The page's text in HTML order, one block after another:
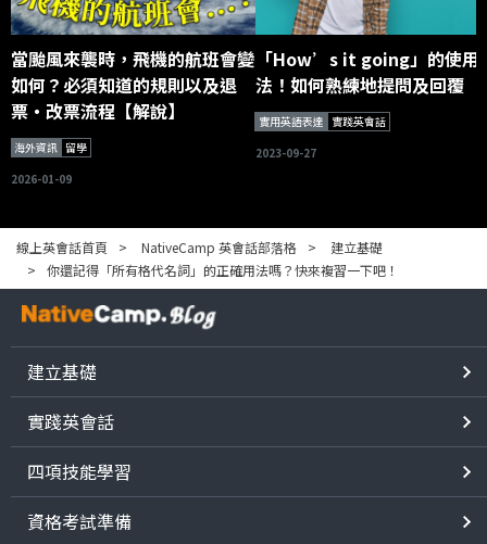
當颱風來襲時，飛機的航班會變
如何？必須知道的規則以及退
票・改票流程【解說】
海外資訊 留學
2026-01-09
「How’s it going」的使用
法！如何熟練地提問及回覆
實用英語表達 實踐英會話
2023-09-27
線上英會話首頁 NativeCamp 英會話部落格
建立基礎
你還記得「所有格代名詞」的正確用法嗎？快來複習一下吧！
建立基礎
實踐英會話
四項技能學習
資格考試準備